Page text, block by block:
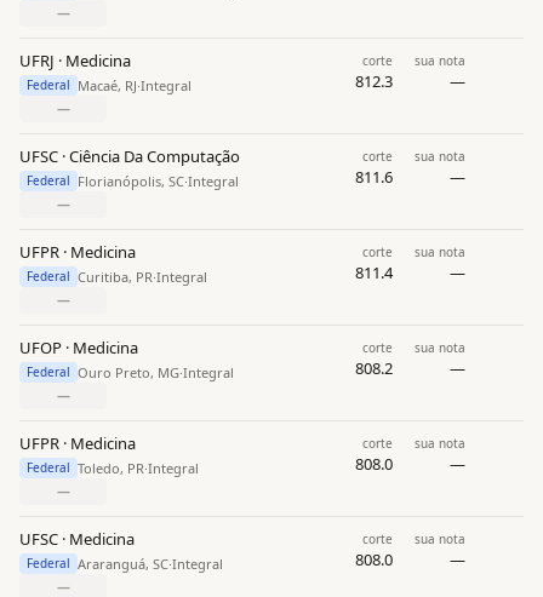
—
UFRJ · Medicina
Federal Macaé, RJ·Integral
corte
812.3
sua nota
—
—
UFSC · Ciência Da Computação
Federal Florianópolis, SC·Integral
corte
811.6
sua nota
—
—
UFPR · Medicina
Federal Curitiba, PR·Integral
corte
811.4
sua nota
—
—
UFOP · Medicina
Federal Ouro Preto, MG·Integral
corte
808.2
sua nota
—
—
UFPR · Medicina
Federal Toledo, PR·Integral
corte
808.0
sua nota
—
—
UFSC · Medicina
Federal Araranguá, SC·Integral
corte
808.0
sua nota
—
—